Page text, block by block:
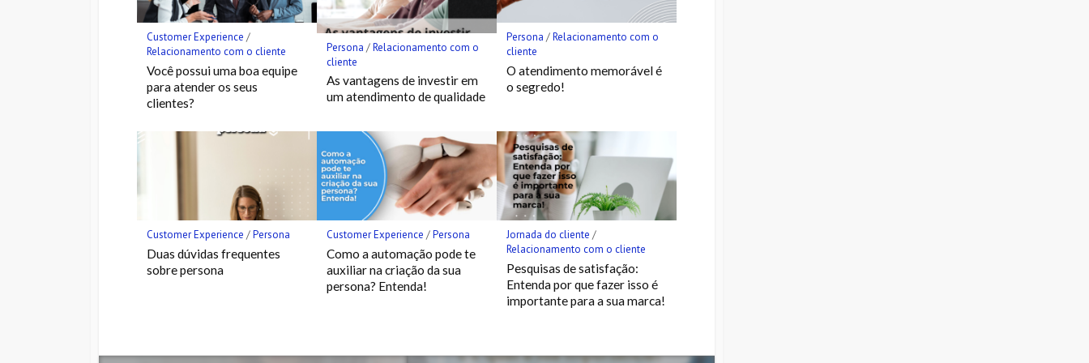
Customer Experience /
Relacionamento com o cliente
Você possui uma boa equipe
para atender os seus
clientes?
Persona /Relacionamento com o
cliente
As vantagens de investir em
um atendimento de qualidade
Persona /Relacionamento com o
cliente
O atendimento memorável é
o segredo!
Customer Experience /Persona
Duas dúvidas frequentes
sobre persona
Customer Experience /Persona
Como a automação pode te
auxiliar na criação da sua
persona? Entenda!
Jornada do cliente /
Relacionamento com o cliente
Pesquisas de satisfação:
Entenda por que fazer isso é
importante para a sua marca!